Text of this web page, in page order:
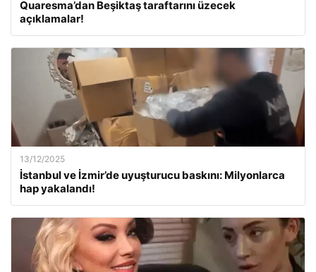
Quaresma’dan Beşiktaş taraftarını üzecek
açıklamalar!
13/12/2025
İstanbul ve İzmir’de uyuşturucu baskını: Milyonlarca
hap yakalandı!